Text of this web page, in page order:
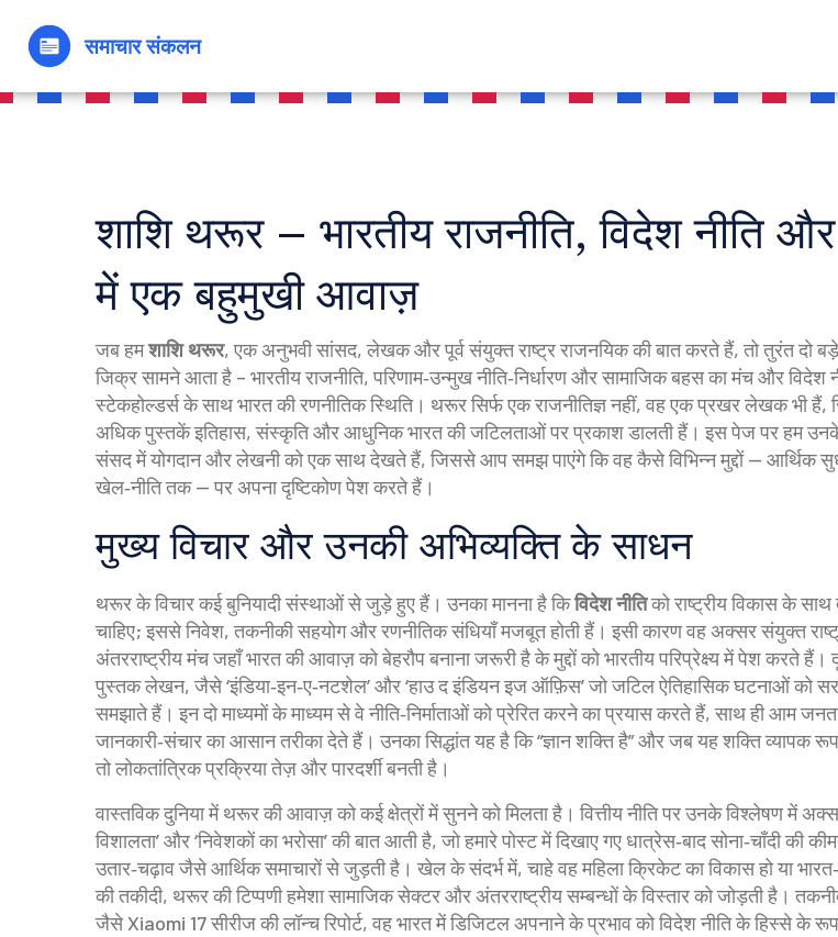
शाशि थरूर – भारतीय राजनीति, विदेश नीति
में एक बहुमुखी आवाज़
जब हमशाशि थरूर,एक अनुभवी सांसद, लेखक और पूर्व संयुक्त राष्ट्र राजनयिककी बात करते हैं, तो तुरंत दो बड़े
जिक्र सामने आता है – भारतीय राजनीति,परिणाम‑उन्मुख नीति‑निर्धारण और सामाजिक बहस का मंचऔरविदेश
स्टेकहोल्डर्स के साथ भारत की रणनीतिक स्थिति। थरूर सिर्फ एक राजनीतिज्ञ नहीं, वह एक प्रखर लेखक भी
अधिक पुस्तकें इतिहास, संस्कृति और आधुनिक भारत की जटिलताओं पर प्रकाश डालती हैं। इस पेज पर हम
संसद में योगदान और लेखनी को एक साथ देखते हैं, जिससे आप समझ पाएंगे कि वह कैसे विभिन्न मुद्दों — आर्थिक
खेल‑नीति तक — पर अपना दृष्टिकोण पेश करते हैं।
मुख्य विचार और उनकी अभिव्यक्ति के साधन
थरूर के विचार कई बुनियादी संस्थाओं से जुड़े हुए हैं। उनका मानना है किविदेश नीतिको राष्ट्रीय विकास के साथ
चाहिए; इससे निवेश, तकनीकी सहयोग और रणनीतिक संधियाँ मजबूत होती हैं। इसी कारण वह अक्सरसंयुक्त
अंतरराष्ट्रीय मंच जहाँ भारत की आवाज़ को बेहरौप बनाना जरूरी हैके मुद्दों को भारतीय परिप्रेक्ष्य में पेश करते
पुस्तक लेखन,जैसे ‘इंडिया‑इन‑ए‑नटशेल’ और ‘हाउ द इंडियन इज ऑफ़िस’ जो जटिल ऐतिहासिक घटनाओं को
समझाते हैं। इन दो माध्यमों के माध्यम से वे नीति‑निर्माताओं को प्रेरित करने का प्रयास करते हैं, साथ ही आम
जानकारी‑संचार का आसान तरीका देते हैं। उनका सिद्धांत यह है कि “ज्ञान शक्ति है” और जब यह शक्ति व्यापक
तो लोकतांत्रिक प्रक्रिया तेज़ और पारदर्शी बनती है।
वास्तविक दुनिया में थरूर की आवाज़ को कई क्षेत्रों में सुनने को मिलता है। वित्तीय नीति पर उनके विश्लेषण में
विशालता’ और ‘निवेशकों का भरोसा’ की बात आती है, जो हमारे पोस्ट में दिखाए गए धात्रेस‑बाद सोना‑चाँदी की
उतार‑चढ़ाव जैसे आर्थिक समाचारों से जुड़ती है। खेल के संदर्भ में, चाहे वह महिला क्रिकेट का विकास हो या
की तकीदी, थरूर की टिप्पणी हमेशा सामाजिक सेक्टर और अंतरराष्ट्रीय सम्बन्धों के विस्तार को जोड़ती है।
जैसे Xiaomi 17 सीरीज की लॉन्च रिपोर्ट, वह भारत में डिजिटल अपनाने के प्रभाव को विदेश नीति के हिस्से के